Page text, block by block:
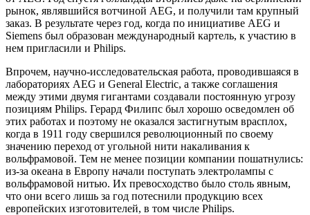
рынок, являвшийся вотчиной AEG, и получили там крупный
заказ. В результате через год, когда по инициативе AEG и
Siemens был образован международный картель, к участию в
нем пригласили и Philips.
Впрочем, научно-исследовательская работа, проводившаяся в
лабораториях AEG и General Electric, а также соглашения
между этими двумя гигантами создавали постоянную угрозу
позициям Philips. Герард Филипс был хорошо осведомлен об
этих работах и поэтому не оказался застигнутым врасплох,
когда в 1911 году свершился революционный по своему
значению переход от угольной нити накаливания к
вольфрамовой. Тем не менее позиции компании пошатнулись:
из-за океана в Европу начали поступать электролампы с
вольфрамовой нитью. Их превосходство было столь явным,
что они всего лишь за год потеснили продукцию всех
европейских изготовителей, в том числе Philips.